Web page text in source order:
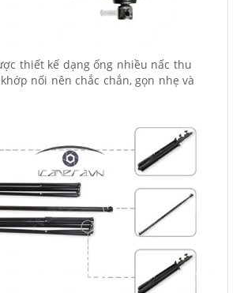
thiết kế dạng ống nhiều nấc thu
nối nên chắc chắn, gọn nhẹ và